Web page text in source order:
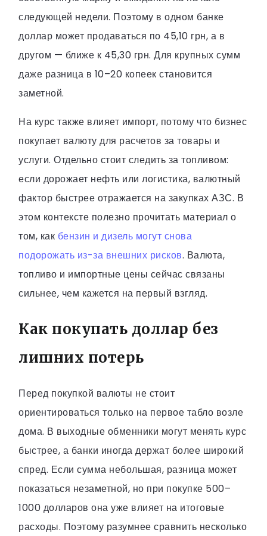
следующей недели. Поэтому в одном банке
доллар может продаваться по 45,10 грн, а в
другом — ближе к 45,30 грн. Для крупных сумм
даже разница в 10–20 копеек становится
заметной.
На курс также влияет импорт, потому что бизнес
покупает валюту для расчетов за товары и
услуги. Отдельно стоит следить за топливом:
если дорожает нефть или логистика, валютный
фактор быстрее отражается на закупках АЗС. В
этом контексте полезно прочитать материал о
том, как бензин и дизель могут снова
подорожать из-за внешних рисков. Валюта,
топливо и импортные цены сейчас связаны
сильнее, чем кажется на первый взгляд.
Как покупать доллар без
лишних потерь
Перед покупкой валюты не стоит
ориентироваться только на первое табло возле
дома. В выходные обменники могут менять курс
быстрее, а банки иногда держат более широкий
спред. Если сумма небольшая, разница может
показаться незаметной, но при покупке 500–
1000 долларов она уже влияет на итоговые
расходы. Поэтому разумнее сравнить несколько